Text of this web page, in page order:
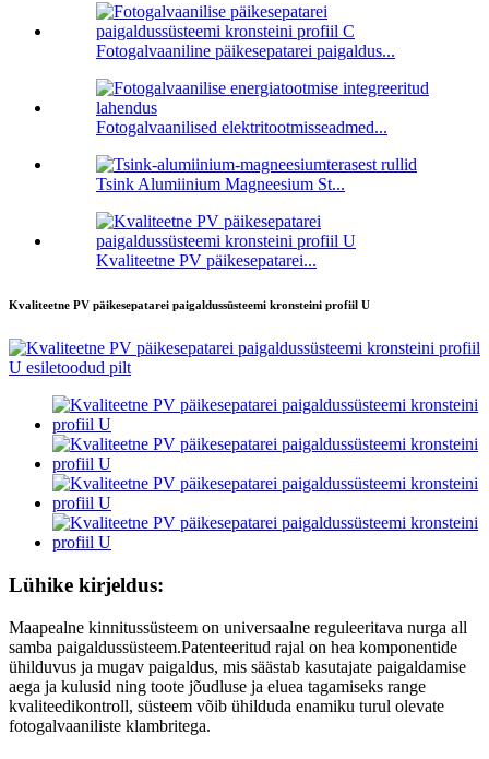
Fotogalvaaniline päikesepatarei paigaldus...
Fotogalvaanilised elektritootmisseadmed...
Tsink Alumiinium Magneesium St...
Kvaliteetne PV päikesepatarei...
Kvaliteetne PV päikesepatarei paigaldussüsteemi kronsteini profiil U
Lühike kirjeldus:
Maapealne kinnitussüsteem on universaalne reguleeritava nurga all
samba paigaldussüsteem.Patenteeritud rajal on hea komponentide
ühilduvus ja mugav paigaldus, mis säästab kasutajate paigaldamise
aega ja kulusid ning toote jõudluse ja eluea tagamiseks range
kvaliteedikontroll, süsteem võib ühilduda enamiku turul olevate
fotogalvaaniliste klambritega.